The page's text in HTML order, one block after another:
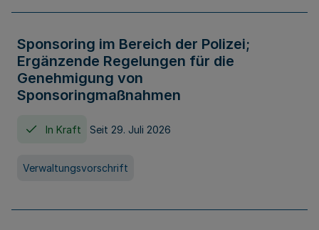
Sponsoring im Bereich der Polizei;
Ergänzende Regelungen für die
Genehmigung von
Sponsoringmaßnahmen
In Kraft Seit 29. Juli 2026
Verwaltungsvorschrift